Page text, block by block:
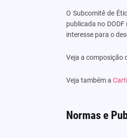
O Subcomitê de
publicada no
interesse para o
Veja a composição
Veja também a
Normas e